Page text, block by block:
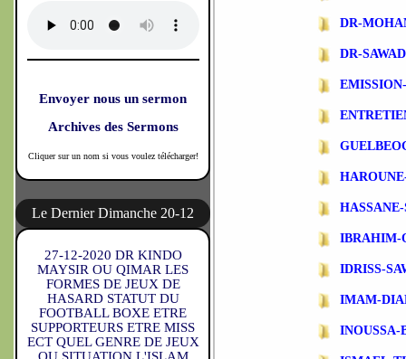
Envoyer nous un sermon
Archives des Sermons
Cliquer sur un nom si vous voulez télécharger!
Le Dernier Dimanche 20-12
27-12-2020 DR KINDO
MAYSIR OU QIMAR LES
FORMES DE JEUX DE
HASARD STATUT DU
FOOTBALL BOXE ETRE
SUPPORTEURS ETRE MISS
ECT QUEL GENRE DE JEUX
DR-
DR-
IBRAHIM-
IDRISS-
IMAM-
INOUSSA-